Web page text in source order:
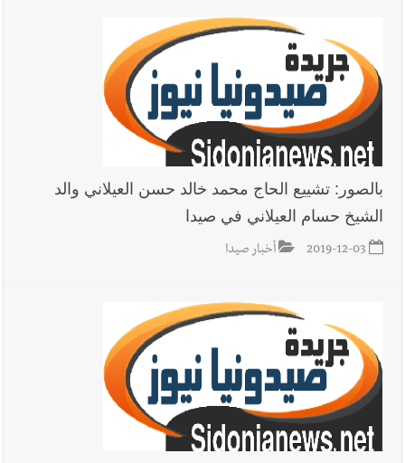
بالصور: تشييع الحاج محمد خالد حسن العيلاني والد
الشيخ حسام العيلاني في صيدا
2019-12-03 أخبار صيدا